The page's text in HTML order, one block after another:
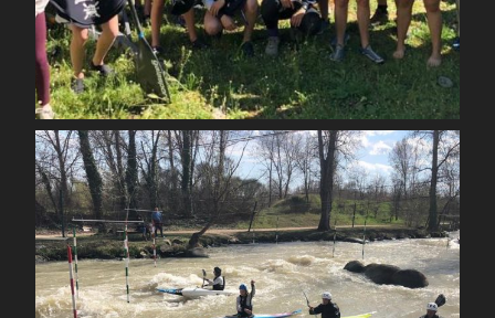
Mai 1
spcoccanoekayakduloup